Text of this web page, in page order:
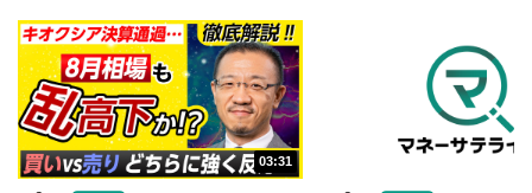
再生位置を示しています。再生したい位置をクリック
するとその位置から動画が再生されます。
6
画質/再生速度の設定
画質の選択/再生速度の変更ができます。
7
音量調整
03:31